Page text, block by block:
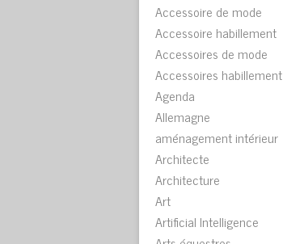
Accessoire de mode
Accessoire habillement
Accessoires de mode
Accessoires habillement
Agenda
Allemagne
aménagement intérieur
Architecte
Architecture
Art
Artificial Intelligence